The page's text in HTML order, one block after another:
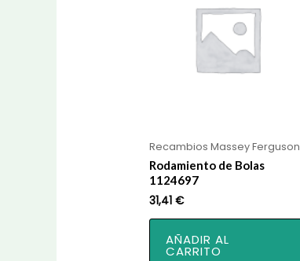
Recambios Massey Ferguson
Rodamiento de Bolas
1124697
31,41€
AÑADIR AL
CARRITO